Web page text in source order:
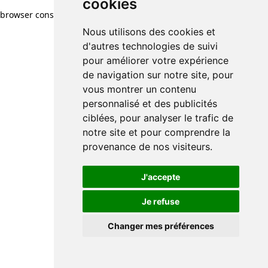
cookies
Nous utilisons des cookies et
d'autres technologies de suivi
pour améliorer votre expérience
de navigation sur notre site, pour
vous montrer un contenu
personnalisé et des publicités
ciblées, pour analyser le trafic de
notre site et pour comprendre la
provenance de nos visiteurs.
J'accepte
Je refuse
Changer mes préférences
browser console for more information)